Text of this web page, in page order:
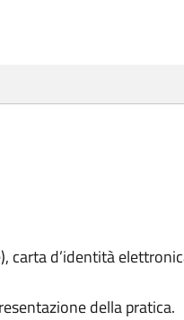
carta d’identità
della pratica.